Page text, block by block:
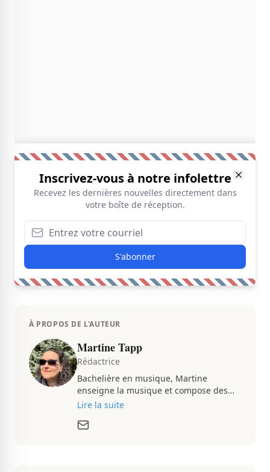
Inscrivez-vous à notre infolettre
Recevez les dernières nouvelles directement dans
votre boîte de réception.
S'abonner
À PROPOS DE L'AUTEUR
Martine Tapp
Rédactrice
Bachelière en musique, Martine
enseigne la musique et compose des
pièces musicales pendant ses temps
d’aménagement intérieur, elle suit de
Lire la suite